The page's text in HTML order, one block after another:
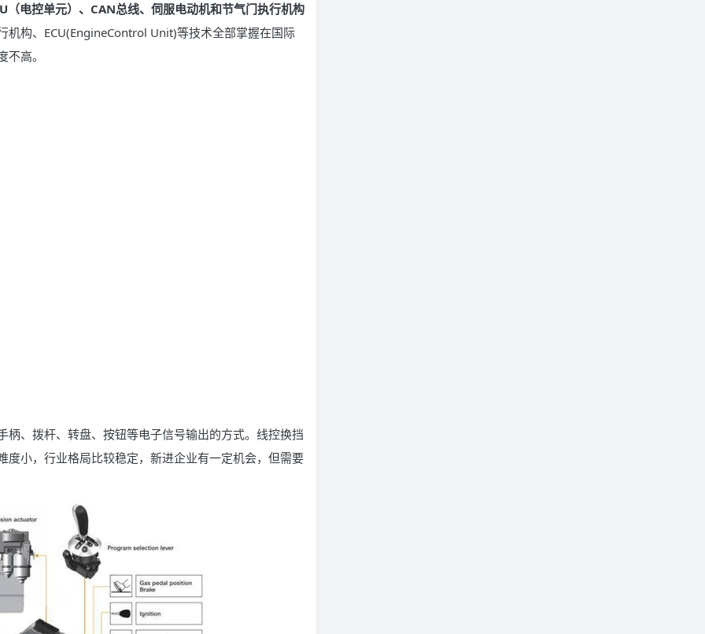
（电控单元）、CAN总线、伺服电动机和节气门执行机构
机构、ECU(EngineControl Unit)等技术全部掌握在国际
高。
、拨杆、转盘、按钮等电子信号输出的方式。线控换挡
小，行业格局比较稳定，新进企业有一定机会，但需要